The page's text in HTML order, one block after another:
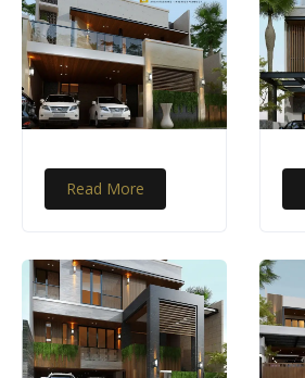
Read More